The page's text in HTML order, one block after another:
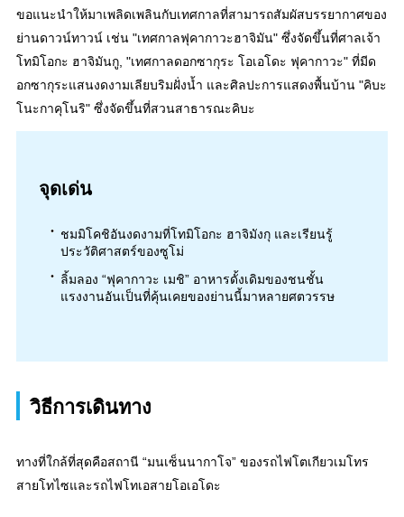
ขอแนะนำให้มาเพลิดเพลินกับเทศกาลที่สามารถสัมผัสบรรยากาศของ
ย่านดาวน์ทาวน์ เช่น "เทศกาลฟุคากาวะฮาจิมัน" ซึ่งจัดขึ้นที่ศาลเจ้า
โทมิโอกะ ฮาจิมันกู, "เทศกาลดอกซากุระ โอเอโดะ ฟุคากาวะ" ที่มีด
อกซากุระแสนงดงามเลียบริมฝั่งน้ำ และศิลปะการแสดงพื้นบ้าน "คิบะ
โนะกาคุโนริ" ซึ่งจัดขึ้นที่สวนสาธารณะคิบะ
จุดเด่น
ชมมิโคชิอันงดงามที่โทมิโอกะ ฮาจิมังกุ และเรียนรู้
ประวัติศาสตร์ของซูโม่
ลิ้มลอง “ฟุคากาวะ เมชิ” อาหารดั้งเดิมของชนชั้น
แรงงานอันเป็นที่คุ้นเคยของย่านนี้มาหลายศตวรรษ
วิธีการเดินทาง
ทางที่ใกล้ที่สุดคือสถานี “มนเซ็นนากาโจ” ของรถไฟโตเกียวเมโทร
สายโทไซและรถไฟโทเอสายโอเอโดะ